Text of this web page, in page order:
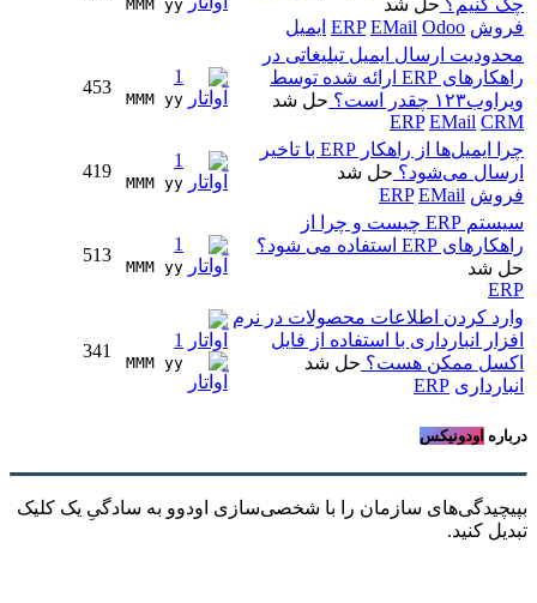
چک کنیم؟ حل شد
فروش
ERP EMail Odoo ایمیل
MMM yy
محدودیت ارسال ایمیل تبلیغاتی در
راهکارهای ERP ارائه شده توسط
ویراوب۱۲۳ چقدر است؟
حل شد
ERP EMail CRM
1
MMM yy
453
چرا ایمیل‌ها از راهکار ERP با تاخیر
ارسال می‌شود؟ حل شد
فروش
ERP EMail
1
MMM yy
419
سیستم ERP چیست و چرا از
راهکارهای ERP استفاده می شود؟
حل شد
ERP
1
MMM yy
513
وارد کردن اطلاعات محصولات در نرم
افزار انبارداری با استفاده از فایل
اکسل ممکن هست؟ حل شد
انبارداری ERP
1
MMM yy
341
درباره اودونیکس
بپیچیدگی‌های سازمان را با شخصی‌سازی اودوو به سادگیِ یک کلیک
تبدیل کنید.